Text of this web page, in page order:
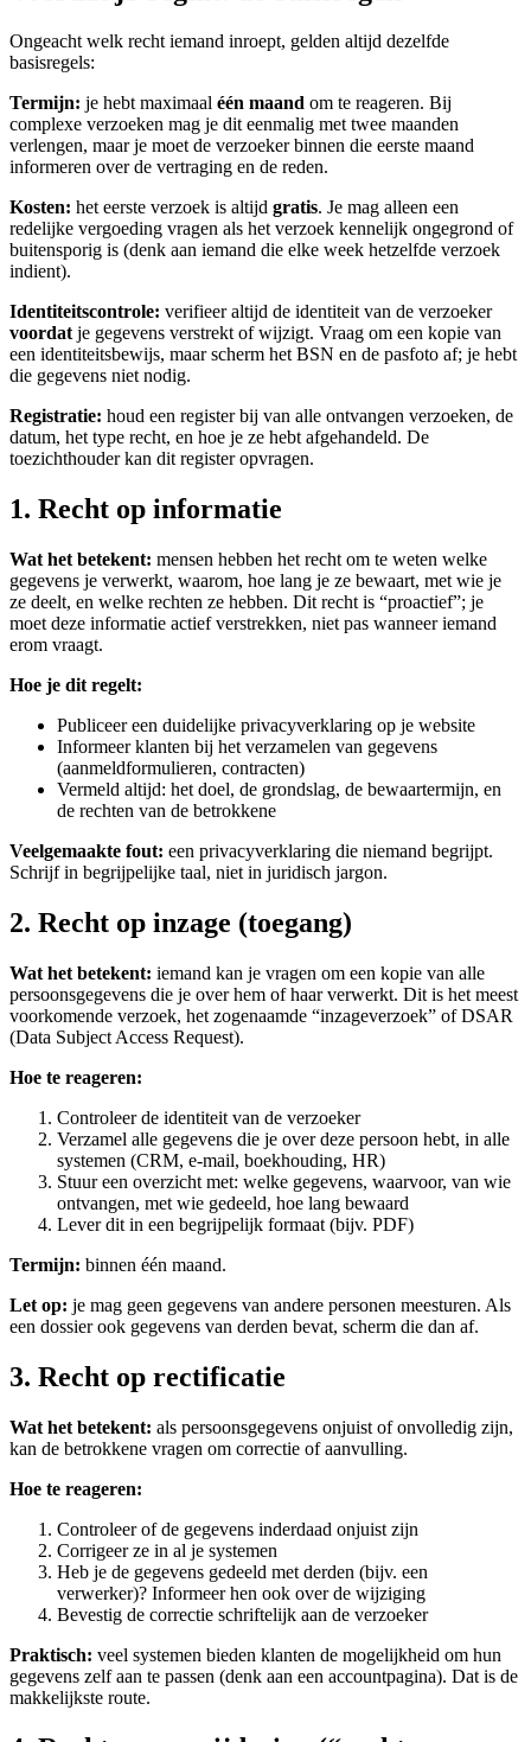
Ongeacht welk recht iemand inroept, gelden altijd dezelfde
basisregels:
Termijn: je hebt maximaal één maand om te reageren. Bij
complexe verzoeken mag je dit eenmalig met twee maanden
verlengen, maar je moet de verzoeker binnen die eerste maand
informeren over de vertraging en de reden.
Kosten: het eerste verzoek is altijd gratis. Je mag alleen een
redelijke vergoeding vragen als het verzoek kennelijk ongegrond of
buitensporig is (denk aan iemand die elke week hetzelfde verzoek
indient).
Identiteitscontrole: verifieer altijd de identiteit van de verzoeker
voordat je gegevens verstrekt of wijzigt. Vraag om een kopie van
een identiteitsbewijs, maar scherm het BSN en de pasfoto af; je hebt
die gegevens niet nodig.
Registratie: houd een register bij van alle ontvangen verzoeken, de
datum, het type recht, en hoe je ze hebt afgehandeld. De
toezichthouder kan dit register opvragen.
1. Recht op informatie
Wat het betekent: mensen hebben het recht om te weten welke
gegevens je verwerkt, waarom, hoe lang je ze bewaart, met wie je
ze deelt, en welke rechten ze hebben. Dit recht is “proactief”; je
moet deze informatie actief verstrekken, niet pas wanneer iemand
erom vraagt.
Hoe je dit regelt:
Publiceer een duidelijke privacyverklaring op je website
Informeer klanten bij het verzamelen van gegevens
(aanmeldformulieren, contracten)
Vermeld altijd: het doel, de grondslag, de bewaartermijn, en
de rechten van de betrokkene
Veelgemaakte fout: een privacyverklaring die niemand begrijpt.
Schrijf in begrijpelijke taal, niet in juridisch jargon.
2. Recht op inzage (toegang)
Wat het betekent: iemand kan je vragen om een kopie van alle
persoonsgegevens die je over hem of haar verwerkt. Dit is het meest
voorkomende verzoek, het zogenaamde “inzageverzoek” of DSAR
(Data Subject Access Request).
Hoe te reageren:
Controleer de identiteit van de verzoeker
Verzamel alle gegevens die je over deze persoon hebt, in alle
systemen (CRM, e-mail, boekhouding, HR)
Stuur een overzicht met: welke gegevens, waarvoor, van wie
ontvangen, met wie gedeeld, hoe lang bewaard
Lever dit in een begrijpelijk formaat (bijv. PDF)
Termijn: binnen één maand.
Let op: je mag geen gegevens van andere personen meesturen. Als
een dossier ook gegevens van derden bevat, scherm die dan af.
3. Recht op rectificatie
Wat het betekent: als persoonsgegevens onjuist of onvolledig zijn,
kan de betrokkene vragen om correctie of aanvulling.
Hoe te reageren:
Controleer of de gegevens inderdaad onjuist zijn
Corrigeer ze in al je systemen
Heb je de gegevens gedeeld met derden (bijv. een
verwerker)? Informeer hen ook over de wijziging
Bevestig de correctie schriftelijk aan de verzoeker
Praktisch: veel systemen bieden klanten de mogelijkheid om hun
gegevens zelf aan te passen (denk aan een accountpagina). Dat is de
makkelijkste route.